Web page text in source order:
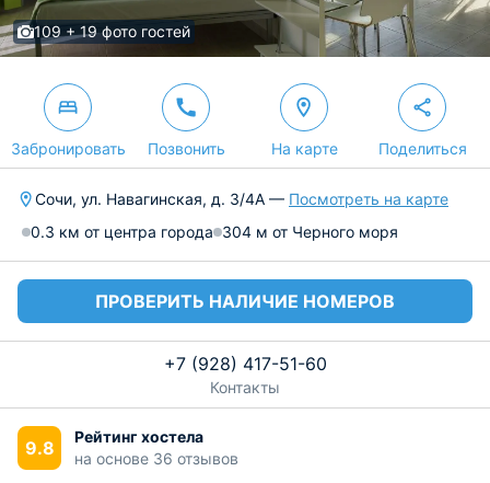
109 + 19 фото гостей
Забронировать Позвонить На карте Поделиться
Сочи, ул. Навагинская, д. 3/4А — Посмотреть на карте
0.3 км от центра города 304 м от Черного моря
ПРОВЕРИТЬ НАЛИЧИЕ НОМЕРОВ
+7 (928) 417-51-60
Контакты
9.8
Рейтинг хостела
на основе 36 отзывов